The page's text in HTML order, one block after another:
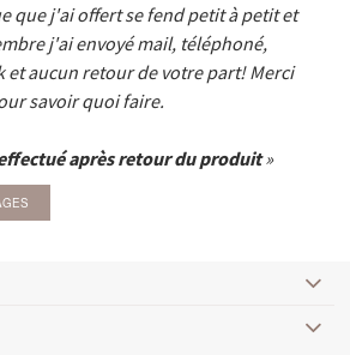
que j'ai offert se fend petit à petit et
j'ai envoyé mail, téléphoné,
et aucun retour de votre part! Merci
savoir quoi faire.
après retour du produit